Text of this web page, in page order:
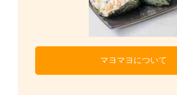
マヨマヨについて